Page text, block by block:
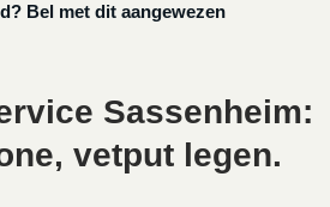
Bel met dit aangewezen
Sassenheim:
vetput legen.